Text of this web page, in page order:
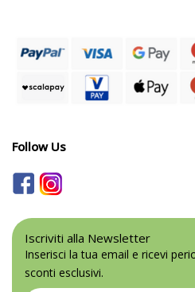
Follow Us
Iscriviti alla Newsletter
Inserisci la tua email e ricevi
sconti esclusivi.